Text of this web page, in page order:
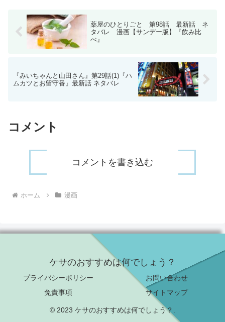
薬屋のひとりごと 第98話 最新話 ネ
タバレ 漫画【サンデー版】『飲み比
べ』
『みいちゃんと山田さん』第29話(1)『ハ
ムカツとお留守番』最新話 ネタバレ
コメント
コメントを書き込む
ホーム 漫画
ケサのおすすめは何でしょう？
プライバシーポリシー
お問い合わせ
免責事項
サイトマップ
© 2023 ケサのおすすめは何でしょう？.